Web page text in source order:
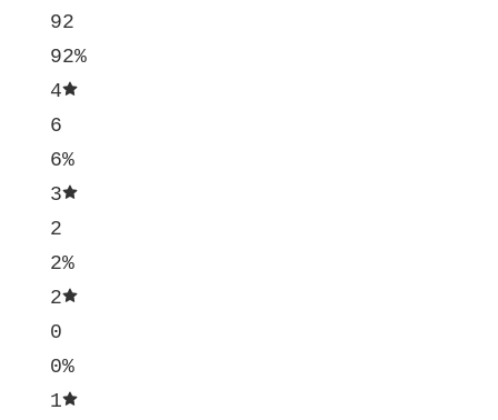
92
92%
4
6
6%
3
2
2%
2
0
0%
1